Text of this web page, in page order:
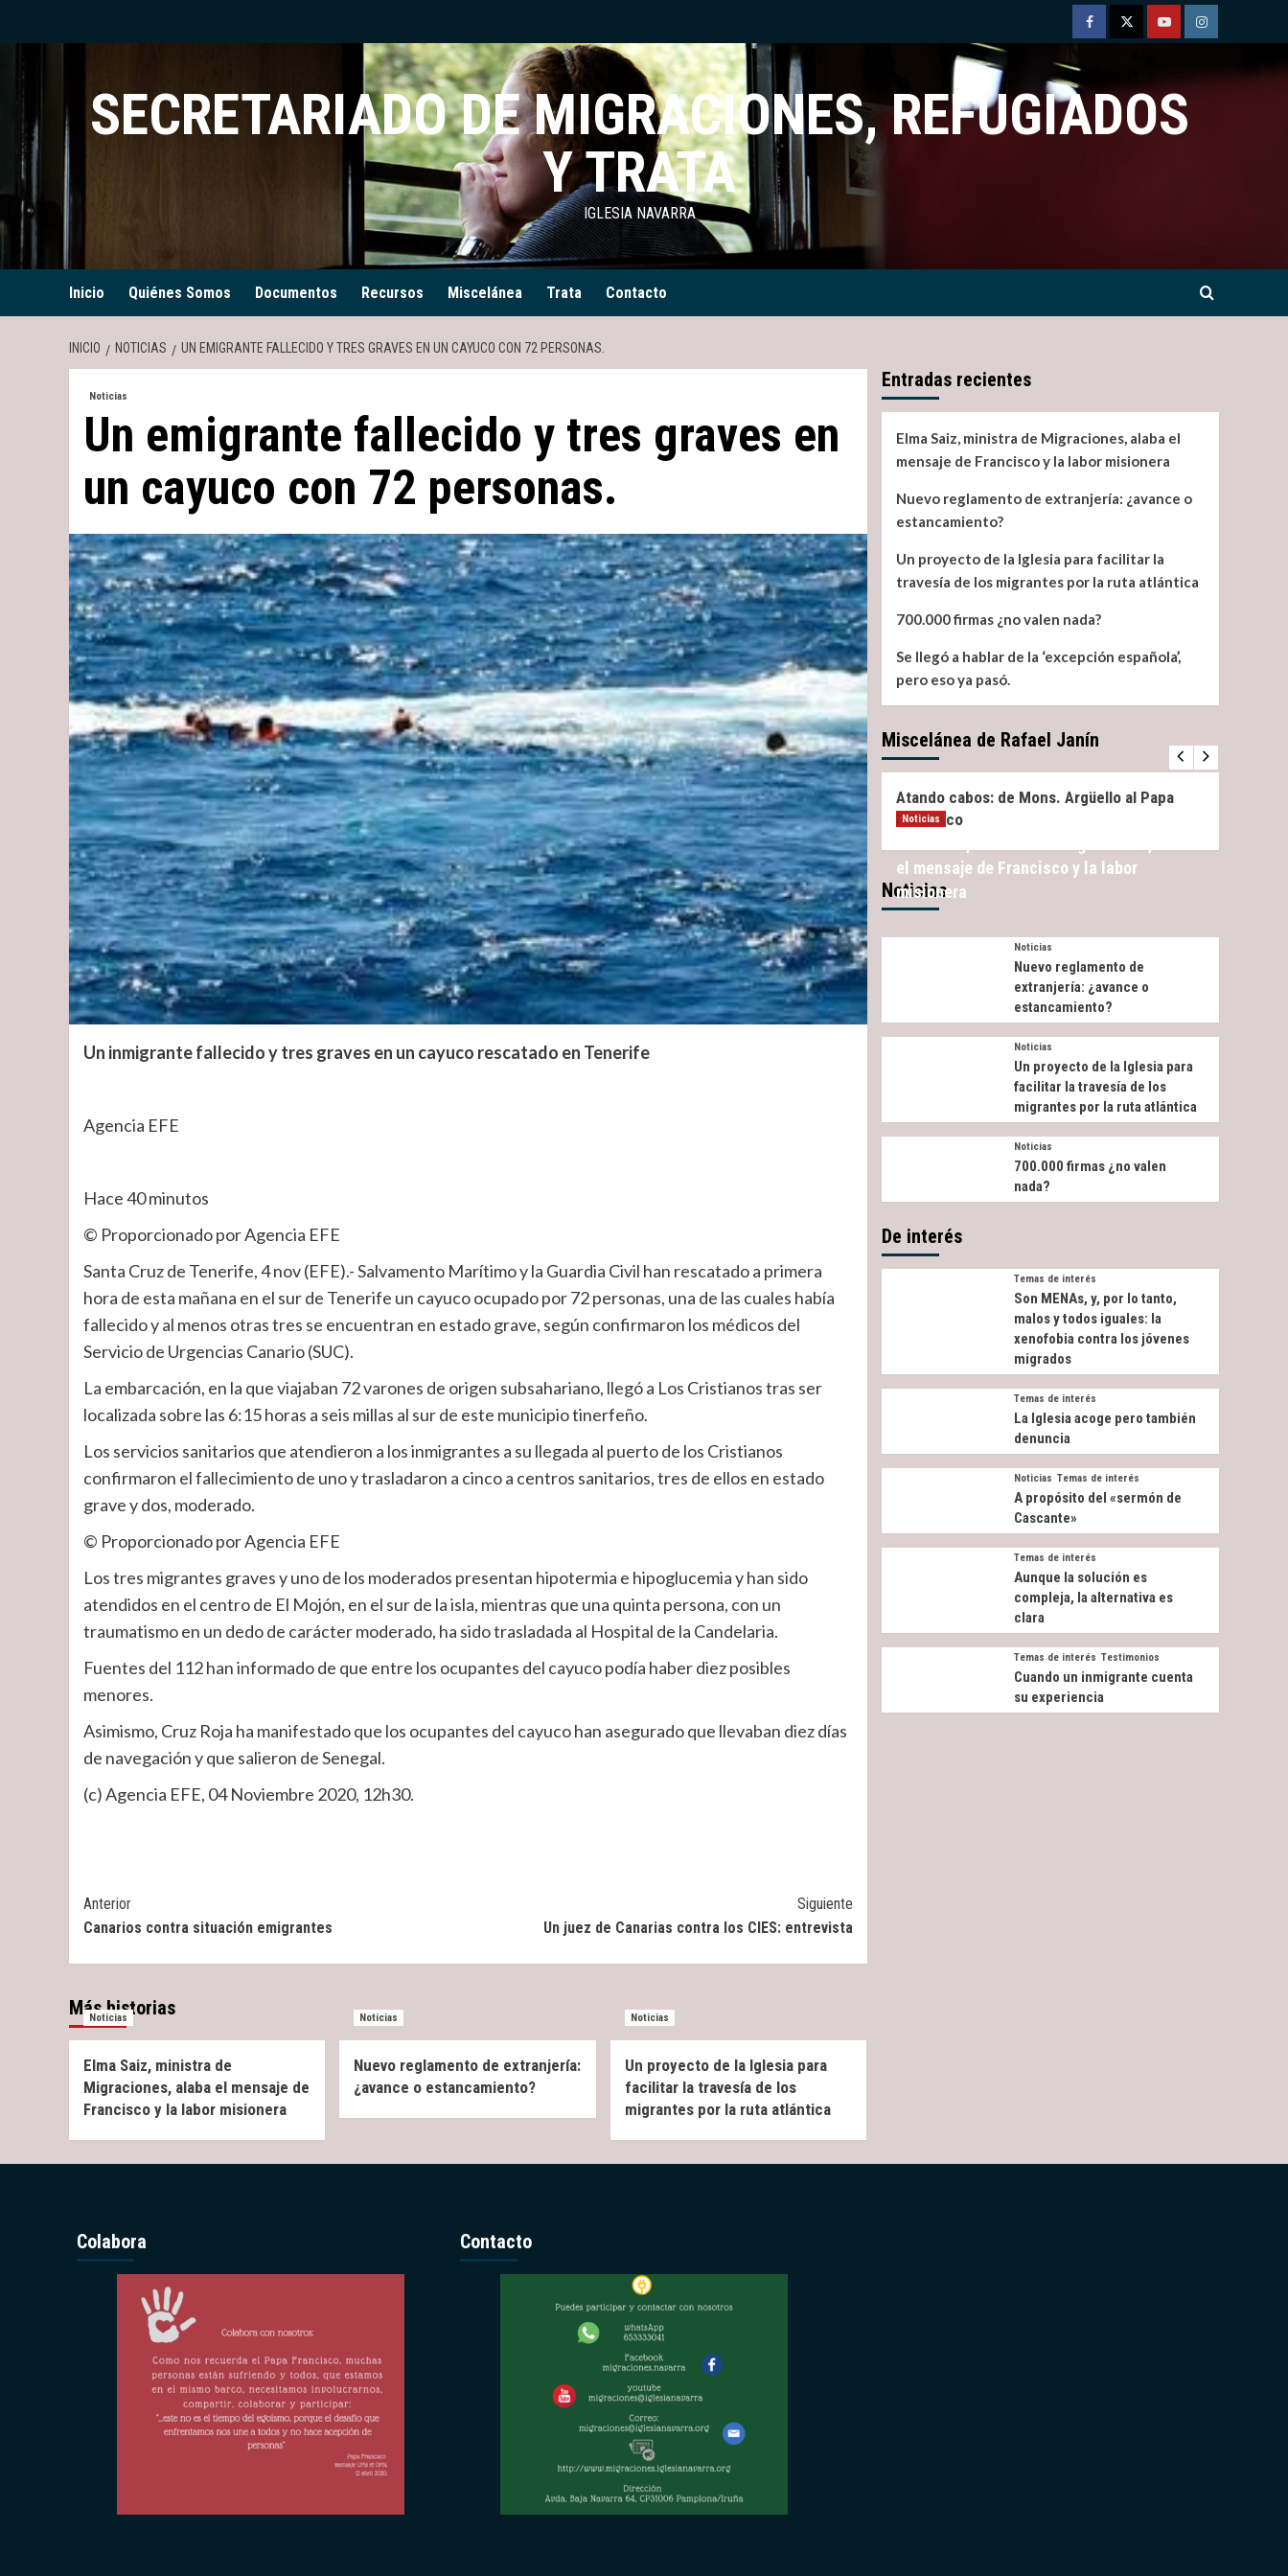
FacebookTwitterYoutubeInstagram
SECRETARIADO DE MIGRACIONES, REFUGIADOS
Y TRATA
IGLESIA NAVARRA
Inicio Quiénes Somos Documentos Recursos Miscelánea Trata Contacto
INICIO NOTICIAS UN EMIGRANTE FALLECIDO Y TRES GRAVES EN UN CAYUCO CON 72 PERSONAS.
Noticias
Un emigrante fallecido y tres graves en
un cayuco con 72 personas.
Un inmigrante fallecido y tres graves en un cayuco rescatado en Tenerife
Agencia EFE
Hace 40 minutos
© Proporcionado por Agencia EFE
Santa Cruz de Tenerife, 4 nov (EFE).- Salvamento Marítimo y la Guardia Civil han rescatado a primera
hora de esta mañana en el sur de Tenerife un cayuco ocupado por 72 personas, una de las cuales había
fallecido y al menos otras tres se encuentran en estado grave, según confirmaron los médicos del
Servicio de Urgencias Canario (SUC).
La embarcación, en la que viajaban 72 varones de origen subsahariano, llegó a Los Cristianos tras ser
localizada sobre las 6:15 horas a seis millas al sur de este municipio tinerfeño.
Los servicios sanitarios que atendieron a los inmigrantes a su llegada al puerto de los Cristianos
confirmaron el fallecimiento de uno y trasladaron a cinco a centros sanitarios, tres de ellos en estado
grave y dos, moderado.
© Proporcionado por Agencia EFE
Los tres migrantes graves y uno de los moderados presentan hipotermia e hipoglucemia y han sido
atendidos en el centro de El Mojón, en el sur de la isla, mientras que una quinta persona, con un
traumatismo en un dedo de carácter moderado, ha sido trasladada al Hospital de la Candelaria.
Fuentes del 112 han informado de que entre los ocupantes del cayuco podía haber diez posibles
menores.
Asimismo, Cruz Roja ha manifestado que los ocupantes del cayuco han asegurado que llevaban diez días
de navegación y que salieron de Senegal.
(c) Agencia EFE, 04 Noviembre 2020, 12h30.
Post
Navigation
Anterior
Canarios contra situación emigrantes
Siguiente
Un juez de Canarias contra los CIES: entrevista
Más historias
Noticias
Elma Saiz, ministra de
Migraciones, alaba el mensaje de
Francisco y la labor misionera
Noticias
Nuevo reglamento de extranjería:
¿avance o estancamiento?
Noticias
Un proyecto de la Iglesia para
facilitar la travesía de los
migrantes por la ruta atlántica
Entradas recientes
Elma Saiz, ministra de Migraciones, alaba el
mensaje de Francisco y la labor misionera
Nuevo reglamento de extranjería: ¿avance o
estancamiento?
Un proyecto de la Iglesia para facilitar la
travesía de los migrantes por la ruta atlántica
700.000 firmas ¿no valen nada?
Se llegó a hablar de la ‘excepción española’,
pero eso ya pasó.
Miscelánea de Rafael Janín
Miscelánea
La profesora de italiano que habla de Dios a
sus alumnos musulmanes
Miscelánea Noticias
Atando cabos: de Mons. Argüello al Papa
Francisco
Noticias
Noticias
el mensaje de Francisco y la labor
misionera
Noticias
Nuevo reglamento de
extranjería: ¿avance o
estancamiento?
Noticias
Un proyecto de la Iglesia para
facilitar la travesía de los
migrantes por la ruta atlántica
Noticias
700.000 firmas ¿no valen
nada?
De interés
Temas de interés
Son MENAs, y, por lo tanto,
malos y todos iguales: la
xenofobia contra los jóvenes
migrados
Temas de interés
La Iglesia acoge pero también
denuncia
Noticias Temas de interés
A propósito del «sermón de
Cascante»
Temas de interés
Aunque la solución es
compleja, la alternativa es
clara
Temas de interés Testimonios
Cuando un inmigrante cuenta
su experiencia
Colabora Contacto